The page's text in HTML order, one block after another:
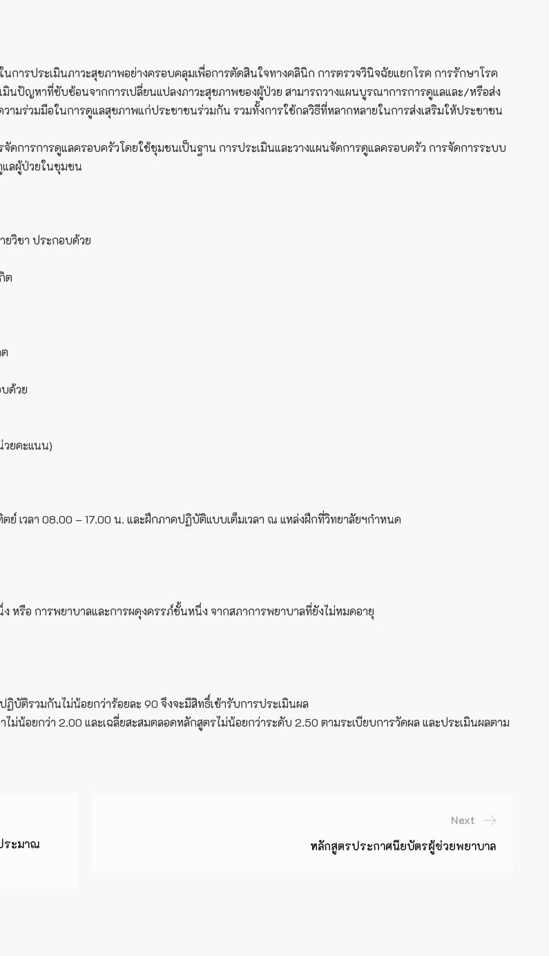
การประเมินภาวะสุขภาพอย่างครอบคลุมเพื่อการตัดสินใจทางคลินิก การตรวจวินิจฉัยแยกโรค การรักษาโรค
นปัญหาที่ซับซ้อนจากการเปลี่ยนแปลงภาวะสุขภาพของผู้ป่วย สามารถวางแผนบูรณาการการดูแลและ/หรือส่ง
ามร่วมมือในการดูแลสุขภาพแก่ประชาชนร่วมกัน รวมทั้งการใช้กลวิธีที่หลากหลายในการส่งเสริมให้ประชาชน
การการดูแลครอบครัวโดยใช้ชุมชนเป็นฐาน การประเมินและวางแผนจัดการดูแลครอบครัว การจัดการระบบ
ลผู้ป่วยในชุมชน
ยวิชา ประกอบด้วย
ต
ด้วย
ยคะแนน)
เวลา 08.00 – 17.00 น. และฝึกภาคปฏิบัติแบบเต็มเวลา ณ แหล่งฝึกที่วิทยาลัยฯกำหนด
รือ การพยาบาลและการผดุงครรภ์ชั้นหนึ่ง จากสภาการพยาบาลที่ยังไม่หมดอายุ
บัติรวมกันไม่น้อยกว่าร้อยละ 90 จึงจะมีสิทธิ์เข้ารับการประเมินผล
ม่น้อยกว่า 2.00 และเฉลี่ยสะสมตลอดหลักสูตรไม่น้อยกว่าระดับ 2.50 ตามระเบียบการวัดผล และประเมินผลตาม
ระมาณ
Next
หลักสูตรประกาศนียบัตรผู้ช่วยพยาบาล